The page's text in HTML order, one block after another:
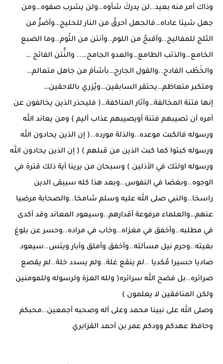
وذاك أمر منه بعيد..لن يدركَ شأوه…ولن يشرب صفوه…ومن
جهل شيئا عاداه…فالجهل أحرقُ من النار للحليج…وأضرُّ من
الثلج للمفاليج..وأقبحُ من اللوم..وأنتن من الثّوم..وما الضبع
الخامع…والذئب الطامع…والعدو الجامح….. والنًّتن الفائح …
والخَطْب الفادح..والقول الجارح…بأشأمَ من جاهل متعالم…
ومتكبر متعاظم…يحتقر السابقين…ويُزري باللاحقين…
إنها فتنة المخالفة…وآثار المناكفة…( فليحذر الذين يخالفون عن
أمره أن تصيبهم فتنة أويصيبهم عذاب أليم ) ومن يعاند الله
ورسوله فالكبت موعده..والذلة مورده..( إن الذين يحادون الله
ورسوله كبتوا كما كبت الذين من قبلهم ) ( إن الذين يحادون الله
ورسوله اولئك في الأذلين ) وسبحان من يرينا آية ذلك قترة في
الوجوه..وبغضا في النفوس..وبعد هذا كله سيبقى الدين
راسخا..والنبي صلى الله عليه وسلم شامخا..والصحابة مرضيا
عنهم…والعلماء مرفوعة أقدارهم..وسيعود المعاند وقد أكدى
في مطلبه..وأخفق في مغزاه..وخاب في مراده..وحسر عن بلوغ
بغيته..وحرم نيل مسألته..وأخفق وأملق وأبار ويئس..سيعود
صاديا حسيرا مُكديا ..لم ينقع غلة..ولم يسدد خلة..لم يقصع
صرائره..بل فضح الله سرائره( ولله العزة ولرسوله وللمومنين
ولكن المنافقين لا يعلمون )
وصلى الله على نبينا محمد وعلى آله وصحبه أجمعين..محبكم
وحافظ عهدكم وودكم عمر بن أحمد القزابري